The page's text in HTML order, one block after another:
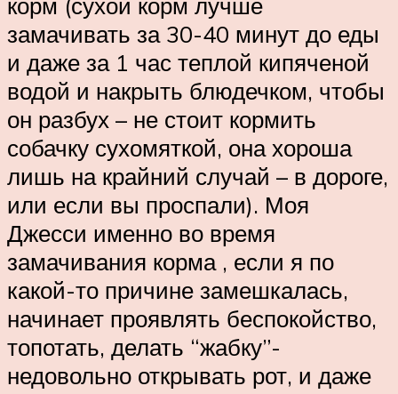
замачивать за 30-40 минут до еды
и даже за 1 час теплой кипяченой
водой и накрыть блюдечком, чтобы
он разбух – не стоит кормить
собачку сухомяткой, она хороша
лишь на крайний случай – в дороге,
или если вы проспали). Моя
Джесси именно во время
замачивания корма , если я по
какой-то причине замешкалась,
начинает проявлять беспокойство,
топотать, делать “жабку”-
недовольно открывать рот, и даже